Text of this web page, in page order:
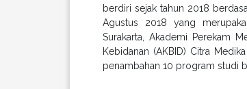
berdiri sejak tahun 2018
Agustus 2018 yang
Surakarta, Akademi Perekam
Kebidanan (AKBID) Citra
penambahan 10 program studi